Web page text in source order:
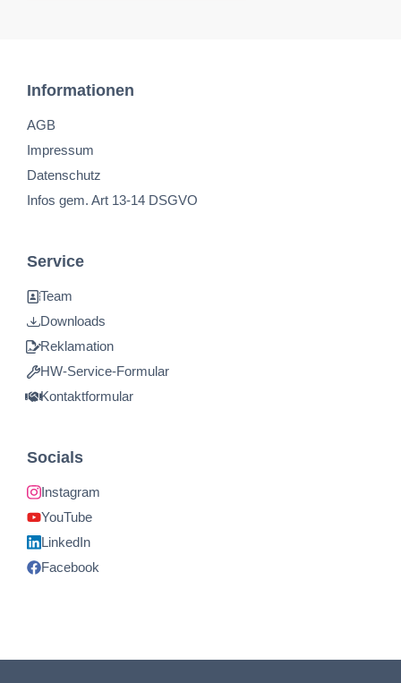
Informationen
AGB
Impressum
Datenschutz
Infos gem. Art 13-14 DSGVO
Service
Team
Downloads
Reklamation
HW-Service-Formular
Kontaktformular
Socials
Instagram
YouTube
LinkedIn
Facebook